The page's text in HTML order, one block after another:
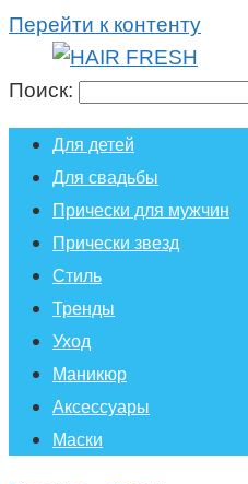
Перейти к контенту
Поиск:
Для детей
Для свадьбы
Прически для мужчин
Прически звезд
Стиль
Тренды
Уход
Маникюр
Аксессуары
Маски